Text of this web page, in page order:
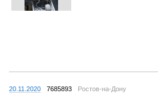
20.11.2020 7685893 Ростов-на-Дону